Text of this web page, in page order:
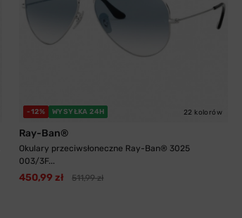
-12% WYSYŁKA 24H 22 kolorów
Ray-Ban®
Okulary przeciwsłoneczne Ray-Ban® 3025
003/3F...
450,99 zł 511,99 zł